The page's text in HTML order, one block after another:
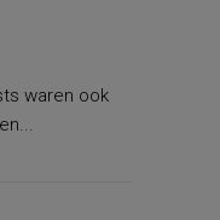
waren ook